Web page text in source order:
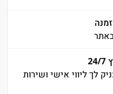
לך ליווי אישי ושירות